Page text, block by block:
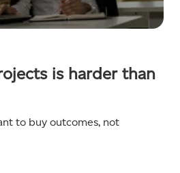
is harder than
to buy outcomes, not